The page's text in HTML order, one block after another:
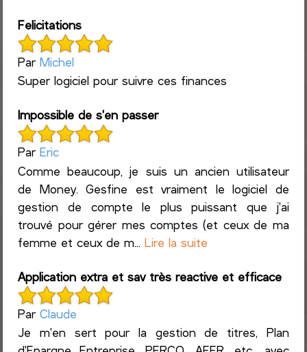
Felicitations
ParMichel
Super logiciel pour suivre ces finances
Impossible de s'en passer
ParEric
Comme beaucoup, je suis un ancien utilisateur
de Money. Gesfine est vraiment le logiciel de
gestion de compte le plus puissant que j'ai
trouvé pour gérer mes comptes (et ceux de ma
femme et ceux de m...Lire la suite
Application extra et sav très reactive et efficace
ParClaude
Je m'en sert pour la gestion de titres, Plan